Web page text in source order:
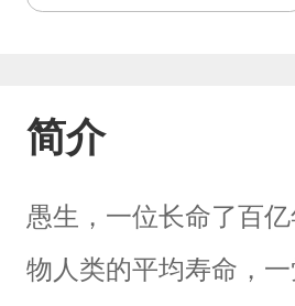
简介
愚生，一位长命了百
物人类的平均寿命，